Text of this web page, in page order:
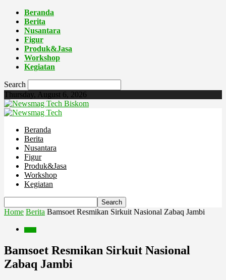
Beranda
Berita
Nusantara
Figur
Produk&Jasa
Workshop
Kegiatan
Search
Thursday, August 6, 2026
Biskom
Beranda
Berita
Nusantara
Figur
Produk&Jasa
Workshop
Kegiatan
Home Berita Bamsoet Resmikan Sirkuit Nasional Zabaq Jambi
Bamsoet Resmikan Sirkuit Nasional
Zabaq Jambi